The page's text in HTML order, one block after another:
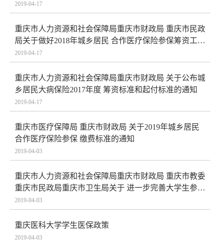
2019-04-17
重庆市人力资源和社会保障局重庆市财政局 重庆市民政
局关于做好2018年城乡居民 合作医疗保险参保筹资工作
的通知
2019-04-17
重庆市人力资源和社会保障局重庆市财政局 关于公布城
乡居民大病保险2017年度 筹资标准和起付标准的通知
2019-04-17
重庆市医疗保障局 重庆市财政局 关于2019年城乡居民
合作医疗保险参保 缴费标准的通知
2019-04-03
重庆市人力资源和社会保障局重庆市财政局 重庆市教委
重庆市民政局重庆市卫生局关于 进一步完善大学生参加
城乡居民合作 医疗保险有关政策的通知
2019-04-03
重庆医科大学学生医保政策
2019-04-03